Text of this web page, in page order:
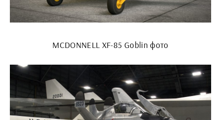
MCDONNELL XF-85 Goblin фото